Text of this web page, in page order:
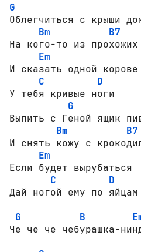
G
Облегчиться с крыши
Bm
B7
На кого-то из прохожих
Em
И сказать одной корове
C
D
У тебя кривые ноги
G
Выпить с Геной ящик
Bm
B7
И снять кожу с
Em
Если будет вырубаться
C
D
Дай ногой ему по яйцам
G
B
Че че че чебурашка-